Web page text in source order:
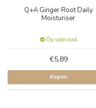
Q+A Ginger Root Daily
Moisturiser
Op voorraad
€5,89
Kopen